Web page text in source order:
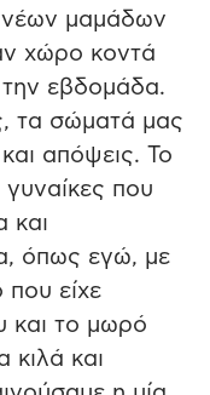
μαμάδων
χώρο κοντά
εβδομάδα.
τα σώματά μας
απόψεις. Το
που
και
όπως εγώ, με
είχε
και το μωρό
κιλά και